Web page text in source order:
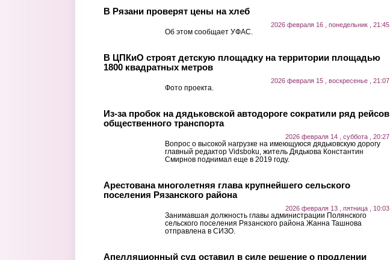
В Рязани проверят цены на хлеб
2026 февраля 16 , понедельник , 21:45
Об этом сообщает УФАС.
В ЦПКиО строят детскую площадку на территории площадью
1800 квадратных метров
2026 февраля 15 , воскресенье , 21:07
Фото проекта.
Из-за пробок на дядьковской автодороге сократили ряд рейсов
общественного транспорта
2026 февраля 14 , суббота , 20:27
Вопрос о высокой нагрузке на имеющуюся дядьковскую дорогу
главный редактор Vidsboku, житель Дядькова Константин
Смирнов поднимал еще в 2019 году.
Арестована многолетняя глава крупнейшего сельского
поселения Рязанского района
2026 февраля 13 , пятница , 10:03
Занимавшая должность главы администрации Полянского
сельского поселения Рязанского района Жанна Ташнова
отправлена в СИЗО.
Апелляционный суд оставил в силе решение о продлении